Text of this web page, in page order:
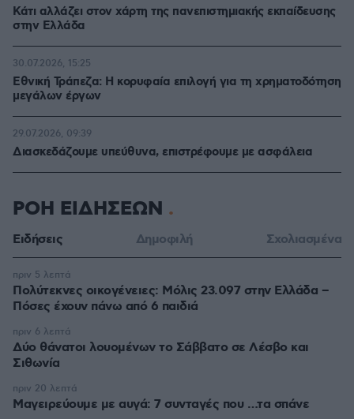
Κάτι αλλάζει στον χάρτη της πανεπιστημιακής εκπαίδευσης
στην Ελλάδα
Εθνική Τράπεζα: Η κορυφαία επιλογή για τη χρηματοδότηση
μεγάλων έργων
30.07.2026, 15:25
Διασκεδάζουμε υπεύθυνα, επιστρέφουμε με ασφάλεια
29.07.2026, 09:39
ΡΟΗ ΕΙΔΗΣΕΩΝ
Ειδήσεις Δημοφιλή Σχολιασμένα
Πολύτεκνες οικογένειες: Μόλις 23.097 στην Ελλάδα –
Πόσες έχουν πάνω από 6 παιδιά
πριν 5 λεπτά
Δύο θάνατοι λουομένων το Σάββατο σε Λέσβο και
Σιθωνία
πριν 6 λεπτά
Μαγειρεύουμε με αυγά: 7 συνταγές που …τα σπάνε
πριν 20 λεπτά